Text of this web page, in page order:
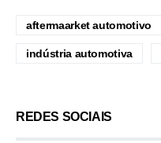
aftermaarket automotivo
indústria automotiva
REDES SOCIAIS